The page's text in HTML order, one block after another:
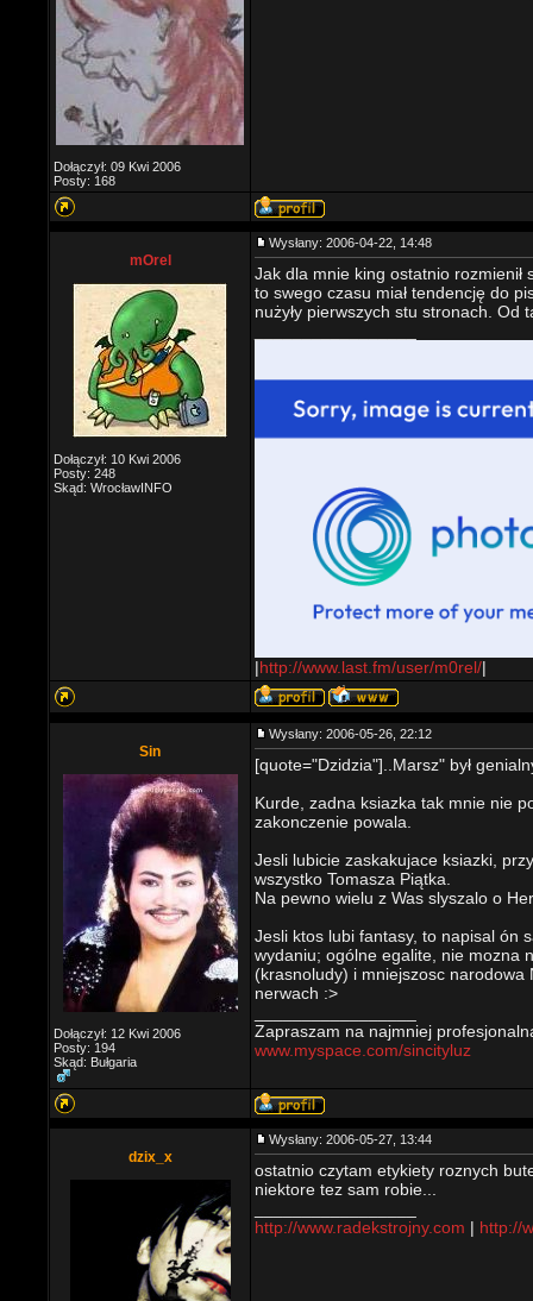
Dołączył: 09 Kwi 2006
Posty: 168
mOrel
Dołączył: 10 Kwi 2006
Posty: 248
Skąd: WrocławINFO
Wysłany: 2006-04-22, 14:48
Jak dla mnie king ostatnio rozmienił
to swego czasu miał tendencję do
nużyły pierwszych stu stronach.
|http://www.last.fm/user/m0rel/|
Sin
Dołączył: 12 Kwi 2006
Posty: 194
Skąd: Bułgaria
Wysłany: 2006-05-26, 22:12
[quote="Dzidzia"]..Marsz" był
Kurde, zadna ksiazka tak mnie nie
zakonczenie powala.
Jesli lubicie zaskakujace ksiazki,
wszystko Tomasza Piątka.
Na pewno wielu z Was slyszalo o
Jesli ktos lubi fantasy, to napisal ón
wydaniu; ogólne egalite, nie mozna
(krasnoludy) i mniejszosc
nerwach :>
Zapraszam na najmniej
www.myspace.com/sincityluz
dzix_x
Wysłany: 2006-05-27, 13:44
ostatnio czytam etykiety roznych
niektore tez sam robie...
http://www.radekstrojny.com | http://